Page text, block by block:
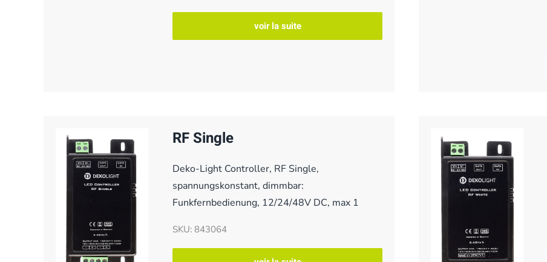
voir la suite
RF Single
Deko-Light Controller, RF Single,
spannungskonstant, dimmbar:
Funkfernbedienung, 12/24/48V DC, max 1
SKU: 843064